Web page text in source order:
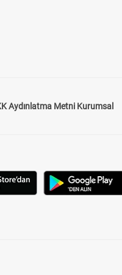
Aydınlatma Metni Kurumsal